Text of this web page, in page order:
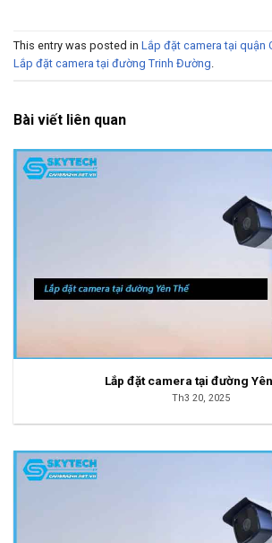
This entry was posted in Lắp đặt camera tại quận
Lắp đặt camera tại đường Trinh Đường.
Bài viết liên quan
Lắp đặt camera tại đường
Th3 20, 2025